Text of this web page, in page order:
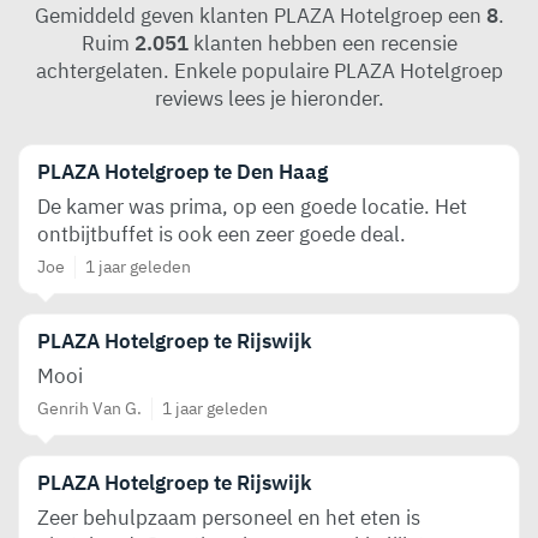
Gemiddeld geven klanten PLAZA Hotelgroep een 8.
Ruim 2.051klanten hebben een recensie
achtergelaten. Enkele populaire PLAZA Hotelgroep
reviews lees je hieronder.
PLAZA Hotelgroep te Den Haag
De kamer was prima, op een goede locatie. Het
ontbijtbuffet is ook een zeer goede deal.
Joe 1 jaar geleden
PLAZA Hotelgroep te Rijswijk
Mooi
Genrih Van G. 1 jaar geleden
PLAZA Hotelgroep te Rijswijk
Zeer behulpzaam personeel en het eten is